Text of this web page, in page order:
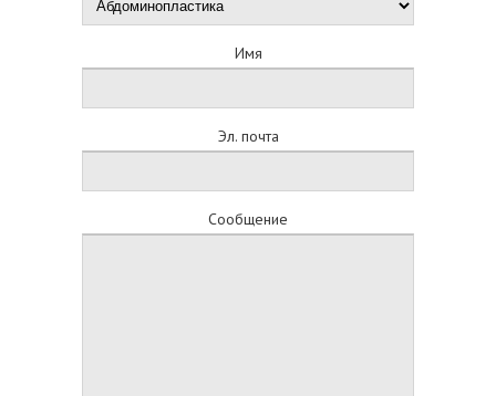
Имя
Эл. почта
Сообщение